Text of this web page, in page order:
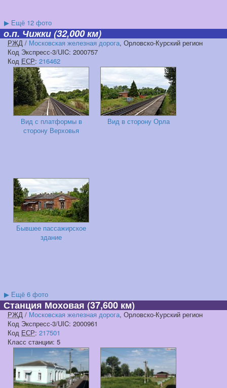
▶ Ещё 12 фото
о.п. Чижки(32,000 км)
РЖД / Московская железная дорога, Орловско-Курский регион
Код Экспресс-3/UIC: 2000757
Код ЕСР: 216462
Вид с платформы в
сторону Верховья
Вид в сторону Орла
Бывшее пассажирское
здание
▶ Ещё 6 фото
Станция Моховая(37,600 км)
РЖД / Московская железная дорога, Орловско-Курский регион
Код Экспресс-3/UIC: 2000961
Код ЕСР: 217501
Класс станции: 5